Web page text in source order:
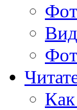
Как